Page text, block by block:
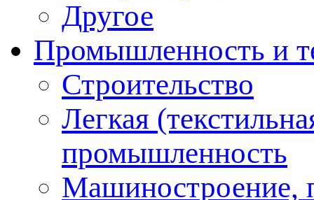
Другое
Промышленность и
Строительство
Легкая
промышленность
Машиностроение,